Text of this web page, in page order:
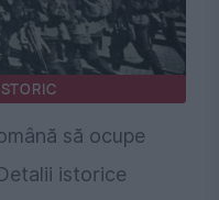
să ocupe
istorice